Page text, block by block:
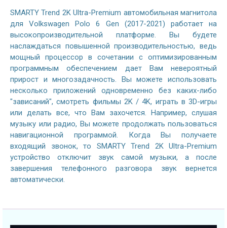
SMARTY Trend 2K Ultra-Premium автомобильная магнитола
для Volkswagen Polo 6 Gen (2017-2021) работает на
высокопроизводительной платформе. Вы будете
наслаждаться повышенной производительностью, ведь
мощный процессор в сочетании с оптимизированным
программным обеспечением дает Вам невероятный
прирост и многозадачность. Вы можете использовать
несколько приложений одновременно без каких-либо
"зависаний", смотреть фильмы 2K / 4K, играть в 3D-игры
или делать все, что Вам захочется. Например, слушая
музыку или радио, Вы можете продолжать пользоваться
навигационной программой. Когда Вы получаете
входящий звонок, то SMARTY Trend 2K Ultra-Premium
устройство отключит звук самой музыки, а после
завершения телефонного разговора звук вернется
автоматически.